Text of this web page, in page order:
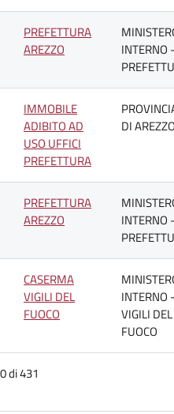
PREFETTURA
AREZZO
INTERNO
IMMOBILE
ADIBITO AD
USO UFFICI
PREFETTURA
DI
PREFETTURA
AREZZO
INTERNO
CASERMA
VIGILI DEL
FUOCO
INTERNO
VIGILI DEL
FUOCO
di 431